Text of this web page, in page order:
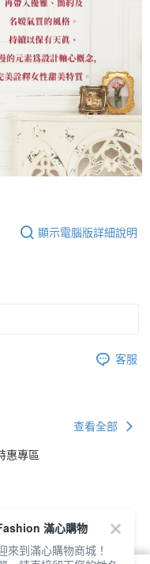
顯示電腦版詳細說明
客服
查看全部
惠專區
滿心購物
來到滿心購物商城！